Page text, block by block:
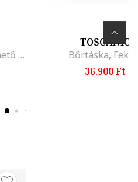
Ranier bőr válltáska levehető pánttal, Púderlila
TOSCANIO
Bőrtáska,
36.900 Ft